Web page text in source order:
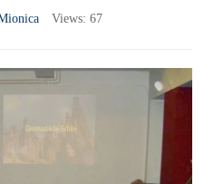
Views: 67